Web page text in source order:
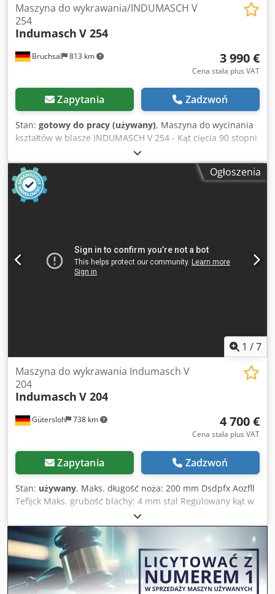
Bruchsal 813 km
Maszyna do wykrawania/INDUMASCH V
254
Indumasch V 254
3 990 €
Cena stała plus VAT
Zapytania Zadzwoń
Stan: gotowy do pracy (używany), Maszyna do wycinania
kształtów w blasze INDUMASCH V 254 - Kąt cięcia 90 stopni
- Długość cięcia 250 mm - Maksymalna grubość blachy 4
mm / stal St 37 - Maksymalna grubość blachy 3 mm / stal
nierdzewna - Maksymalna grubość blachy 5 mm /
aluminium - Liczba cykli pracy ok. 55 cykli/minutę -
Wymiary stołu 800x800 mm - Stopery / stopery długości i
Aldj Afijk Wymiary: dł. x szer. x wys. 0,9 x 0,9 x 1,2 metra /
waga 700 kg Zastrzegamy sobie prawo do wprowadzania
zmian wynikających z pomyłek lub błędów w danych.
Ogłoszenia
1 /7
Gütersloh 738 km
Maszyna do wykrawania Indumasch V
204
Indumasch V 204
4 700 €
Cena stała plus VAT
Zapytania Zadzwoń
Stan: używany, Maks. długość noża: 200 mm Dsdpfx Aozfll
Tefijck Maks. grubość blachy: 4 mm stal Regulowany kąt w
zakresie od 30° do 135° Możliwość wyboru pomiędzy
obsługą ręczną a nożną Waga: ok. 1000 kg